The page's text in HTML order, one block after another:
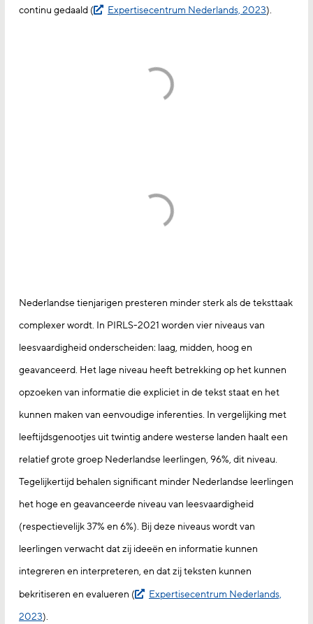
continu gedaald (
Expertisecentrum Nederlands, 2023).
Nederlandse tienjarigen presteren minder sterk als de teksttaak
complexer wordt. In PIRLS-2021 worden vier niveaus van
leesvaardigheid onderscheiden: laag, midden, hoog en
geavanceerd. Het lage niveau heeft betrekking op het kunnen
opzoeken van informatie die expliciet in de tekst staat en het
kunnen maken van eenvoudige inferenties. In vergelijking met
leeftijdsgenootjes uit twintig andere westerse landen haalt een
relatief grote groep Nederlandse leerlingen, 96%, dit niveau.
Tegelijkertijd behalen significant minder Nederlandse leerlingen
het hoge en geavanceerde niveau van leesvaardigheid
(respectievelijk 37% en 6%). Bij deze niveaus wordt van
leerlingen verwacht dat zij ideeën en informatie kunnen
integreren en interpreteren, en dat zij teksten kunnen
bekritiseren en evalueren (
Expertisecentrum Nederlands,
2023).